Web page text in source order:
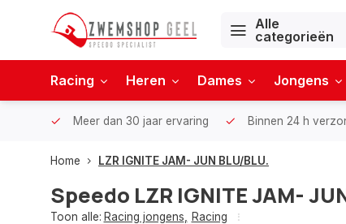
Alle
categorieën
Racing Heren Dames Jongens
Meer dan 30 jaar ervaring Binnen 24 h
Home LZR IGNITE JAM- JUN BLU/BLU.
Speedo LZR IGNITE JAM-
Toon alle: Racing jongens Racing